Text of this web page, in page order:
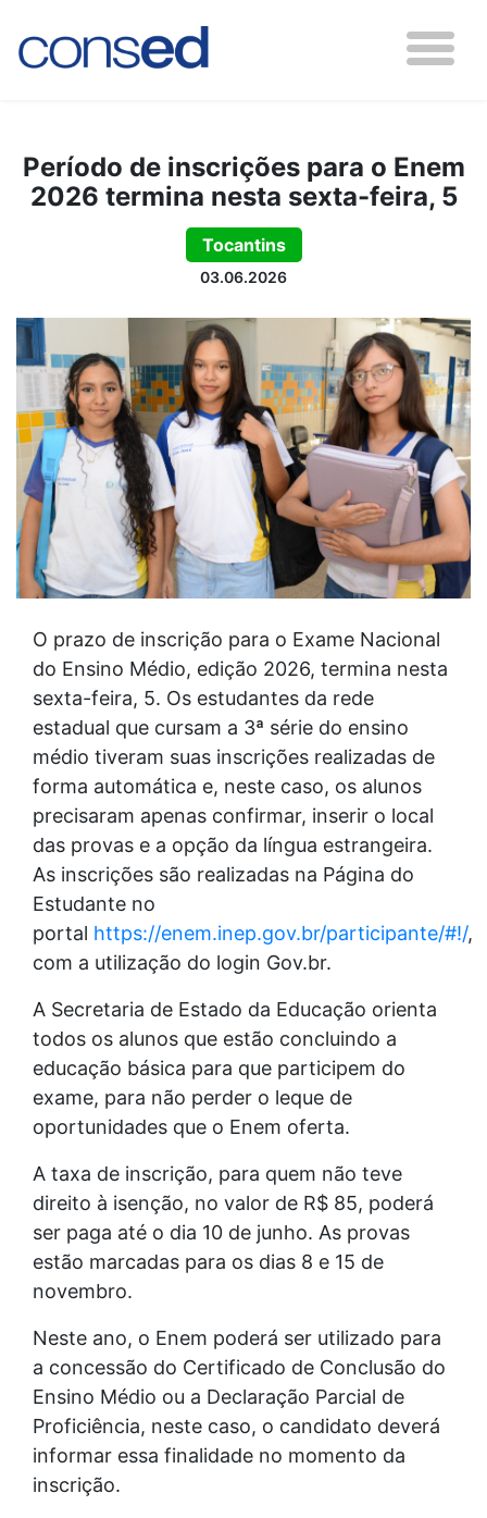
Período de inscrições para o Enem
2026 termina nesta sexta-feira, 5
Tocantins
03.06.2026
O prazo de inscrição para o Exame Nacional
do Ensino Médio, edição 2026, termina nesta
sexta-feira, 5. Os estudantes da rede
estadual que cursam a 3ª série do ensino
médio tiveram suas inscrições realizadas de
forma automática e, neste caso, os alunos
precisaram apenas confirmar, inserir o local
das provas e a opção da língua estrangeira.
As inscrições são realizadas na Página do
Estudante no
portal https://enem.inep.gov.br/participante/#!/,
com a utilização do login Gov.br.
A Secretaria de Estado da Educação orienta
todos os alunos que estão concluindo a
educação básica para que participem do
exame, para não perder o leque de
oportunidades que o Enem oferta.
A taxa de inscrição, para quem não teve
direito à isenção, no valor de R$ 85, poderá
ser paga até o dia 10 de junho. As provas
estão marcadas para os dias 8 e 15 de
novembro.
Neste ano, o Enem poderá ser utilizado para
a concessão do Certificado de Conclusão do
Ensino Médio ou a Declaração Parcial de
Proficiência, neste caso, o candidato deverá
informar essa finalidade no momento da
inscrição.